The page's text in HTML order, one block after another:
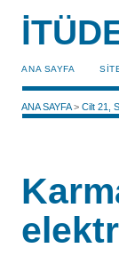
ANA SAYFA
ANA SAYFA>Cilt 21,